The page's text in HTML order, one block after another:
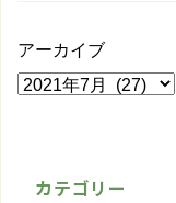
アーカイブ
カテゴリー